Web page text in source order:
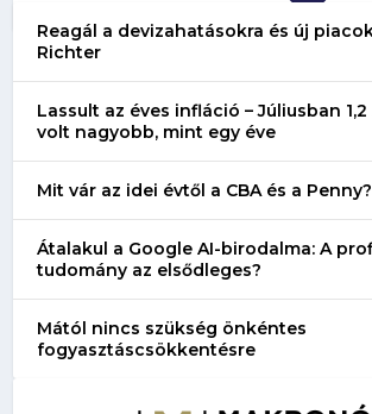
Reagál a devizahatásokra és új
Richter
Lassult az éves infláció – Júliusban
volt nagyobb, mint egy éve
Mit vár az idei évtől a CBA és a Penny?
Átalakul a Google AI-birodalma: A
tudomány az elsődleges?
Mától nincs szükség önkéntes
fogyasztáscsökkentésre